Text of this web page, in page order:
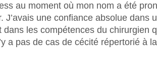
au moment où mon nom a été
J’avais une confiance absolue dans
dans les compétences du chirurgien
a pas de cas de cécité répertorié à